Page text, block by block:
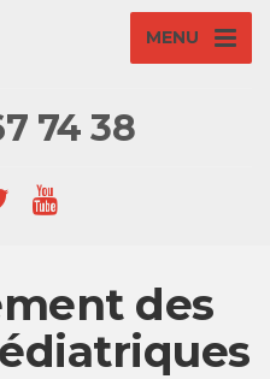
MENU
74 38
des